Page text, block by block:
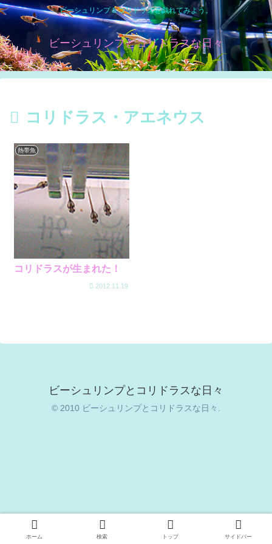
ビーシュリンプ＆コリドラスと戯れてみよう。
ビーシュリンプとコリドラスな日々
コリドラス・アエネウス
熱帯魚
コリドラスが生まれた！
2012.11.19
ビーシュリンプとコリドラスな日々
© 2010 ビーシュリンプとコリドラスな日々.
ホーム 検索 トップ サイドバー